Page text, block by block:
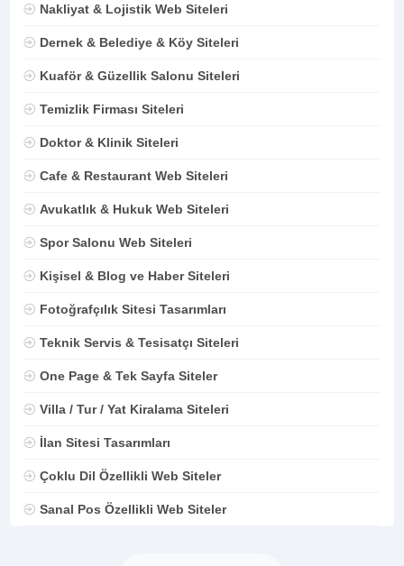
Nakliyat & Lojistik Web Siteleri
Dernek & Belediye & Köy Siteleri
Kuaför & Güzellik Salonu Siteleri
Temizlik Firması Siteleri
Doktor & Klinik Siteleri
Cafe & Restaurant Web Siteleri
Avukatlık & Hukuk Web Siteleri
Spor Salonu Web Siteleri
Kişisel & Blog ve Haber Siteleri
Fotoğrafçılık Sitesi Tasarımları
Teknik Servis & Tesisatçı Siteleri
One Page & Tek Sayfa Siteler
Villa / Tur / Yat Kiralama Siteleri
İlan Sitesi Tasarımları
Çoklu Dil Özellikli Web Siteler
Sanal Pos Özellikli Web Siteler